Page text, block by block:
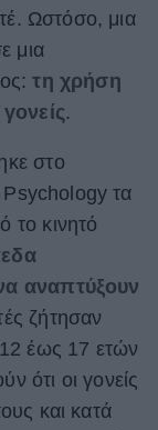
Ωστόσο, μια
μια
τη χρήση
.
στο
Psychology τα
το κινητό
αναπτύξουν
ζήτησαν
έως 17 ετών
ότι οι γονείς
και κατά